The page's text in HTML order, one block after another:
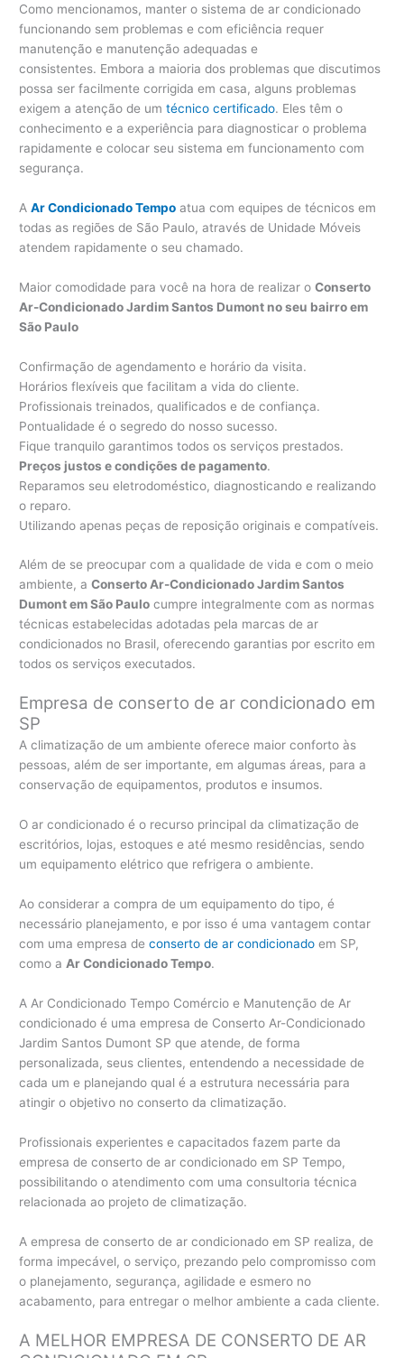
Como mencionamos, manter o sistema de ar condicionado
funcionando sem problemas e com eficiência requer
manutenção e manutenção adequadas e
consistentes. Embora a maioria dos problemas que discutimos
possa ser facilmente corrigida em casa, alguns problemas
exigem a atenção de umtécnico certificado. Eles têm o
conhecimento e a experiência para diagnosticar o problema
rapidamente e colocar seu sistema em funcionamento com
segurança.
AAr Condicionado Tempo atua com equipes de técnicos em
todas as regiões de São Paulo, através de Unidade Móveis
atendem rapidamente o seu chamado.
Maior comodidade para você na hora de realizar oConserto
Ar-Condicionado Jardim Santos Dumont no seu bairro em
São Paulo
Confirmação de agendamento e horário da visita.
Horários flexíveis que facilitam a vida do cliente.
Profissionais treinados, qualificados e de confiança.
Pontualidade é o segredo do nosso sucesso.
Fique tranquilo garantimos todos os serviços prestados.
Preços justos e condições de pagamento.
Reparamos seu eletrodoméstico, diagnosticando e realizando
o reparo.
Utilizando apenas peças de reposição originais e compatíveis.
Além de se preocupar com a qualidade de vida e com o meio
ambiente, aConserto Ar-Condicionado Jardim Santos
Dumont em São Paulo cumpre integralmente com as normas
técnicas estabelecidas adotadas pela marcas de ar
condicionados no Brasil, oferecendo garantias por escrito em
todos os serviços executados.
Empresa de conserto de ar condicionado em
SP
A climatização de um ambiente oferece maior conforto às
pessoas, além de ser importante, em algumas áreas, para a
conservação de equipamentos, produtos e insumos.
O ar condicionado é o recurso principal da climatização de
escritórios, lojas, estoques e até mesmo residências, sendo
um equipamento elétrico que refrigera o ambiente.
Ao considerar a compra de um equipamento do tipo, é
necessário planejamento, e por isso é uma vantagem contar
com uma empresa deconserto de ar condicionado em SP,
como a Ar Condicionado Tempo.
A Ar Condicionado Tempo Comércio e Manutenção de Ar
condicionado é uma empresa de Conserto Ar-Condicionado
Jardim Santos Dumont SP que atende, de forma
personalizada, seus clientes, entendendo a necessidade de
cada um e planejando qual é a estrutura necessária para
atingir o objetivo no conserto da climatização.
Profissionais experientes e capacitados fazem parte da
empresa de conserto de ar condicionado em SP Tempo,
possibilitando o atendimento com uma consultoria técnica
relacionada ao projeto de climatização.
A empresa de conserto de ar condicionado em SP realiza, de
forma impecável, o serviço, prezando pelo compromisso com
o planejamento, segurança, agilidade e esmero no
acabamento, para entregar o melhor ambiente a cada cliente.
A MELHOR EMPRESA DE CONSERTO DE AR